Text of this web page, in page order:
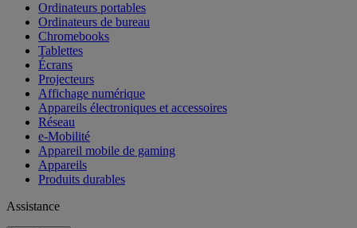
Ordinateurs portables
Ordinateurs de bureau
Chromebooks
Tablettes
Écrans
Projecteurs
Affichage numérique
Appareils électroniques et accessoires
Réseau
e-Mobilité
Appareil mobile de gaming
Appareils
Produits durables
Assistance